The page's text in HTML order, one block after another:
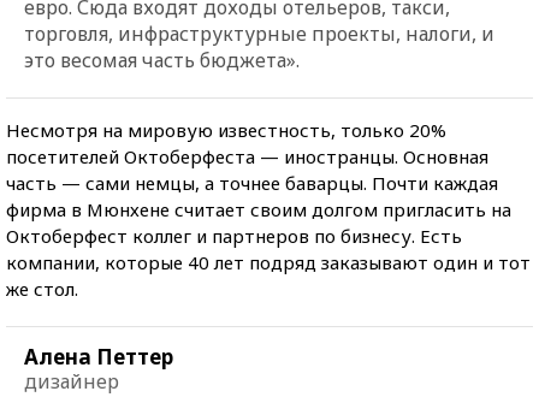
евро. Сюда входят доходы отельеров, такси,
торговля, инфраструктурные проекты, налоги, и
это весомая часть бюджета».
Несмотря на мировую известность, только 20%
посетителей Октоберфеста — иностранцы. Основная
часть — сами немцы, а точнее баварцы. Почти каждая
фирма в Мюнхене считает своим долгом пригласить на
Октоберфест коллег и партнеров по бизнесу. Есть
компании, которые 40 лет подряд заказывают один и тот
же стол.
Алена Петтер
дизайнер